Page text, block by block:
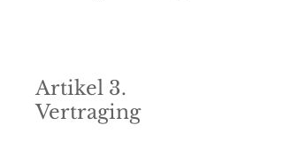
Artikel 3.
Vertraging